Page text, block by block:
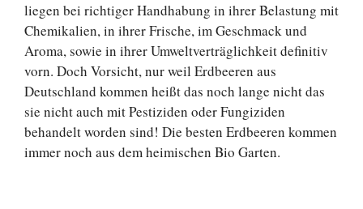
liegen bei richtiger Handhabung in ihrer Belastung mit
Chemikalien, in ihrer Frische, im Geschmack und
Aroma, sowie in ihrer Umweltverträglichkeit definitiv
vorn. Doch Vorsicht, nur weil Erdbeeren aus
Deutschland kommen heißt das noch lange nicht das
sie nicht auch mit Pestiziden oder Fungiziden
behandelt worden sind! Die besten Erdbeeren kommen
immer noch aus dem heimischen Bio Garten.